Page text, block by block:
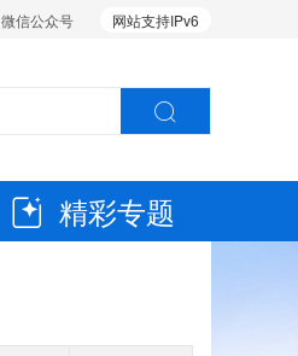
网站支持IPv6
微信公众号
精彩专题